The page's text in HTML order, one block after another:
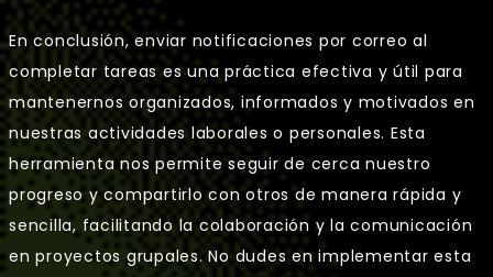
En conclusión, enviar notificaciones por correo al
completar tareas es una práctica efectiva y útil para
mantenernos organizados, informados y motivados en
nuestras actividades laborales o personales. Esta
herramienta nos permite seguir de cerca nuestro
progreso y compartirlo con otros de manera rápida y
sencilla, facilitando la colaboración y la comunicación
en proyectos grupales. No dudes en implementar esta